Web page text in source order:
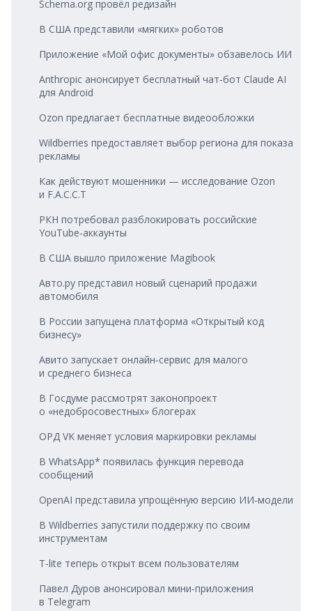
Schema.org провёл редизайн
В США представили «мягких» роботов
Приложение «Мой офис документы» обзавелось ИИ
Anthropic анонсирует бесплатный чат‑бот Claude AI
для Android
Ozon предлагает бесплатные видеообложки
Wildberries предоставляет выбор региона для показа
рекламы
Как действуют мошенники — исследование Ozon
и F.A.C.C.T
РКН потребовал разблокировать российские
YouTube‑аккаунты
В США вышло приложение Magibook
Авто.ру представил новый сценарий продажи
автомобиля
В России запущена платформа «Открытый код
бизнесу»
Авито запускает онлайн‑сервис для малого
и среднего бизнеса
В Госдуме рассмотрят законопроект
о «недобросовестных» блогерах
ОРД VK меняет условия маркировки рекламы
В WhatsApp* появилась функция перевода
сообщений
OpenAI представила упрощённую версию ИИ‑модели
В Wildberries запустили поддержку по своим
инструментам
T‑lite теперь открыт всем пользователям
Павел Дуров анонсировал мини‑приложения
в Telegram